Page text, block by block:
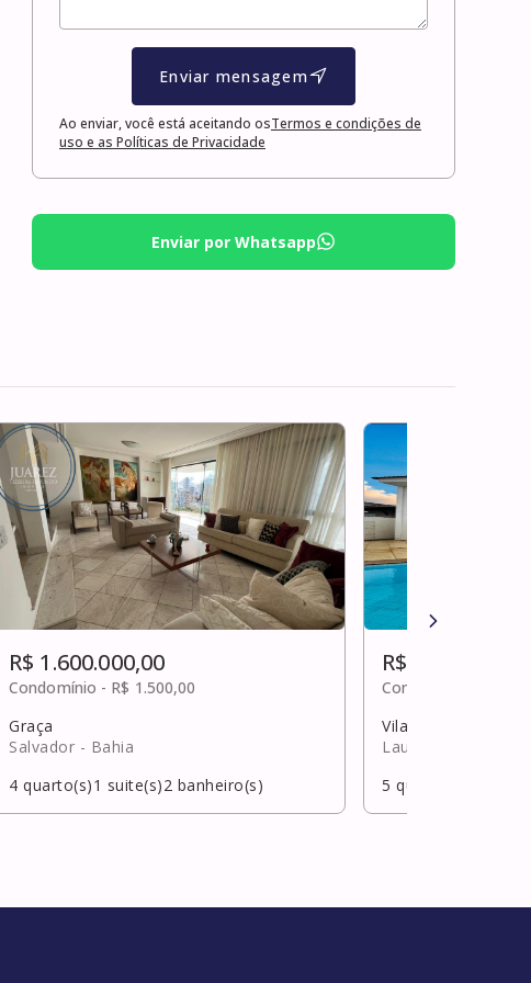
Enviar mensagem
Ao enviar, você está aceitando osTermos e condições de
uso e as Políticas de Privacidade
Enviar por Whatsapp
R$ 1.600.000,00
Condomínio - R$ 1.500,00
Graça
Salvador - Bahia
4 quarto(s)1 suite(s)2 banheiro(s)
R$
Condomínio -
Vilas do atlântico
Lauro de Freitas
5 quarto(s)